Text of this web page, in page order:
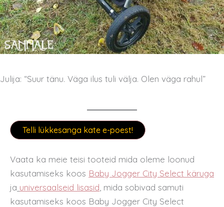
Julija: “Suur tänu. Väga ilus tuli välja. Olen väga rahul”
Telli lükkesanga kate e-poest!
Vaata ka meie teisi tooteid mida oleme loonud
kasutamiseks koos Baby Jogger City Select käruga
ja universaalseid lisasid mida sobivad samuti
kasutamiseks koos Baby Jogger City Select